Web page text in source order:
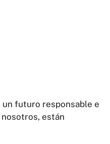
un futuro responsable e
están